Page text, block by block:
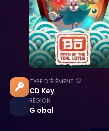
TYPE D'ÉLÉMENT
CD Key
RÉGION
Global